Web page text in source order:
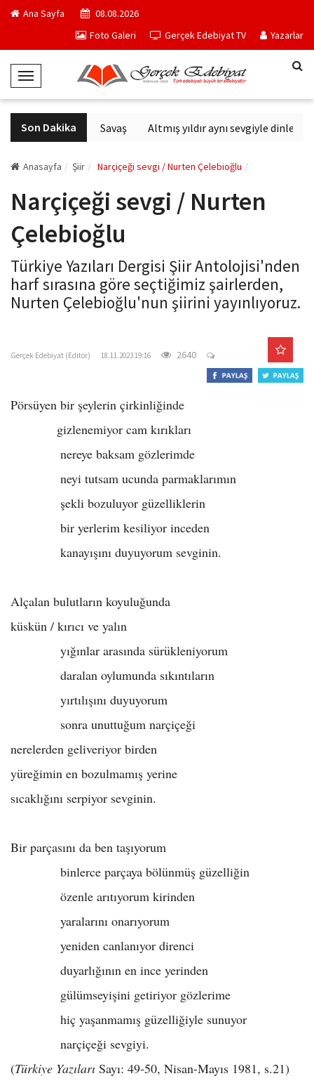
Ana Sayfa
08.08.2026
Foto Galeri
Gerçek Edebiyat TV Yazarlar
T
o
g
g
e
a
i
a
t
i
Son Dakika
Altıncı Nesil Savaş Altmış yıldır aynı sevgiyle
Anasayfa Şiir Narçiçeği sevgi / Nurten Çelebioğlu
Narçiçeği sevgi / Nurten
Çelebioğlu
Türkiye Yazıları Dergisi Şiir Antolojisi'nden
harf sırasına göre seçtiğimiz şairlerden,
Nurten Çelebioğlu'nun şiirini yayınlıyoruz.
Gerçek Edebiyat (Editör) 18.11.2023 19:16 2640
Pörsüyen bir şeylerin çirkinliğinde
gizlenemiyor cam kırıkları
nereye baksam gözlerimde
neyi tutsam ucunda parmaklarımın
şekli bozuluyor güzelliklerin
bir yerlerim kesiliyor inceden
kanayışını duyuyorum sevginin.
Alçalan bulutların koyuluğunda
küskün / kırıcı ve yalın
yığınlar arasında sürükleniyorum
daralan oylumunda sıkıntıların
yırtılışını duyuyorum
sonra unuttuğum narçiçeği
nerelerden geliveriyor birden
yüreğimin en bozulmamış yerine
sıcaklığını serpiyor sevginin.
Bir parçasını da ben taşıyorum
binlerce parçaya bölünmüş güzelliğin
özenle arıtıyorum kirinden
yaralarını onarıyorum
yeniden canlanıyor direnci
duyarlığının en ince yerinden
gülümseyişini getiriyor gözlerime
hiç yaşanmamış güzelliğiyle sunuyor
narçiçeği sevgiyi.
(Türkiye Yazıları Sayı: 49-50, Nisan-Mayıs 1981, s.21)